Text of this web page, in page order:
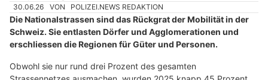
30.06.26 VON POLIZEI.NEWS REDAKTION
Die Nationalstrassen sind das Rückgrat der Mobilität in der
Schweiz. Sie entlasten Dörfer und Agglomerationen und
erschliessen die Regionen für Güter und Personen.
Obwohl sie nur rund drei Prozent des gesamten